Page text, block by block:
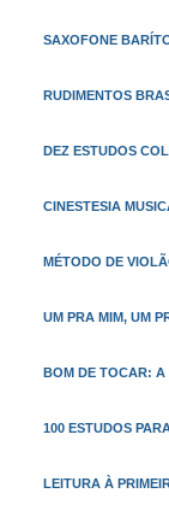
SAXOFONE
RUDIMENTOS
DEZ ESTUDOS
CINESTESIA
MÉTODO DE
UM PRA MIM, UM
BOM DE TOCAR: A
100 ESTUDOS
LEITURA À